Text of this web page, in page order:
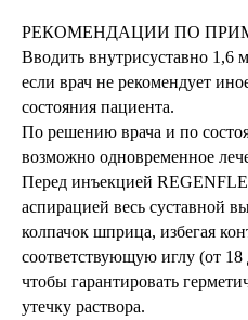
РЕКОМЕНДАЦИИ ПО
Вводить внутрисуставно 1,6
если врач не рекомендует
состояния пациента.
По решению врача и по
возможно одновременное
Перед инъекцией
аспирацией весь суставной
колпачок шприца, избегая
соответствующую иглу (от 18
чтобы гарантировать
утечку раствора.